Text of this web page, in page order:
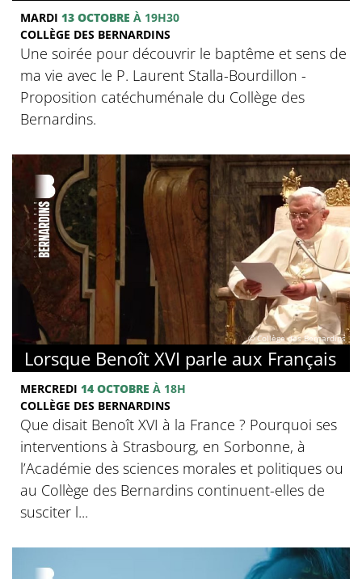
MARDI 13 OCTOBRE À 19H30
COLLÈGE DES BERNARDINS
Une soirée pour découvrir le baptême et sens de
ma vie avec le P. Laurent Stalla-Bourdillon -
Proposition catéchuménale du Collège des
Bernardins.
© Collège des Bernardins
Lorsque Benoît XVI parle aux Français
MERCREDI 14 OCTOBRE À 18H
COLLÈGE DES BERNARDINS
Que disait Benoît XVI à la France ? Pourquoi ses
interventions à Strasbourg, en Sorbonne, à
l’Académie des sciences morales et politiques ou
au Collège des Bernardins continuent-elles de
susciter l...